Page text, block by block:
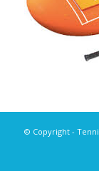
© Copyright -